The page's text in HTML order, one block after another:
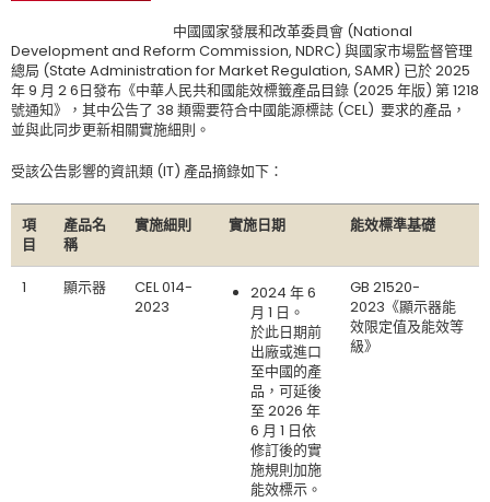
中國國家發展和改革委員會 (National
Development and Reform Commission, NDRC) 與國家市場監督管理
總局 (State Administration for Market Regulation, SAMR) 已於 2025
年 9 月 2 6日發布《中華人民共和國能效標籤產品目錄 (2025 年版) 第 1218
號通知》，其中公告了 38 類需要符合中國能源標誌 (CEL) 要求的產品，
並與此同步更新相關實施細則。
受該公告影響的資訊類 (IT) 產品摘錄如下：
項
目
產品名
稱
實施細則 實施日期 能效標準基礎
1 顯示器
CEL 014-
2023
2024 年 6
月 1 日。
於此日期前
出廠或進口
至中國的產
品，可延後
至 2026 年
6 月 1 日依
修訂後的實
施規則加施
能效標示。
GB 21520-
2023《顯示器能
效限定值及能效等
級》